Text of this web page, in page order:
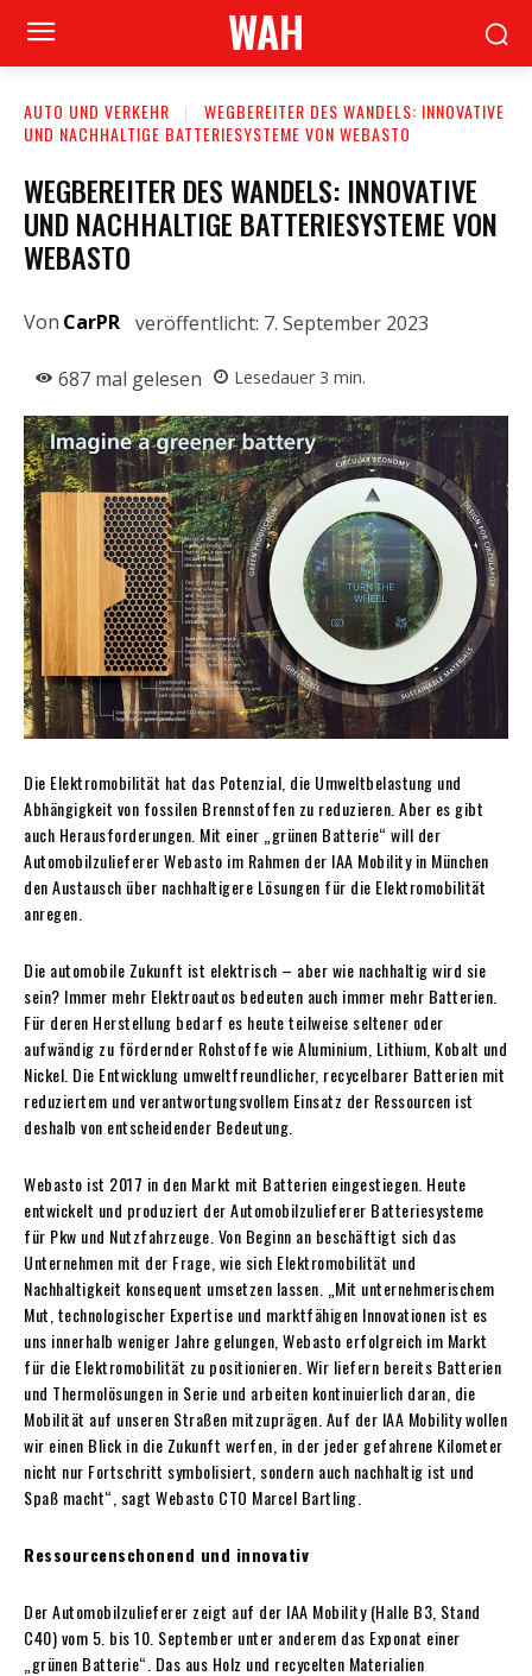
WAH
AUTO UND VERKEHR
WEGBEREITER DES WANDELS: INNOVATIVE
UND NACHHALTIGE BATTERIESYSTEME VON WEBASTO
WEGBEREITER DES WANDELS: INNOVATIVE
UND NACHHALTIGE BATTERIESYSTEME VON
WEBASTO
Von CarPR veröffentlicht: 7. September 2023
687 mal gelesen Lesedauer 3 min.
Die Elektromobilität hat das Potenzial, die Umweltbelastung und
Abhängigkeit von fossilen Brennstoffen zu reduzieren. Aber es gibt
auch Herausforderungen. Mit einer „grünen Batterie“ will der
Automobilzulieferer Webasto im Rahmen der IAA Mobility in München
den Austausch über nachhaltigere Lösungen für die Elektromobilität
anregen.
Die automobile Zukunft ist elektrisch – aber wie nachhaltig wird sie
sein? Immer mehr Elektroautos bedeuten auch immer mehr Batterien.
Für deren Herstellung bedarf es heute teilweise seltener oder
aufwändig zu fördernder Rohstoffe wie Aluminium, Lithium, Kobalt und
Nickel. Die Entwicklung umweltfreundlicher, recycelbarer Batterien mit
reduziertem und verantwortungsvollem Einsatz der Ressourcen ist
deshalb von entscheidender Bedeutung.
Webasto ist 2017 in den Markt mit Batterien eingestiegen. Heute
entwickelt und produziert der Automobilzulieferer Batteriesysteme
für Pkw und Nutzfahrzeuge. Von Beginn an beschäftigt sich das
Unternehmen mit der Frage, wie sich Elektromobilität und
Nachhaltigkeit konsequent umsetzen lassen. „Mit unternehmerischem
Mut, technologischer Expertise und marktfähigen Innovationen ist es
uns innerhalb weniger Jahre gelungen, Webasto erfolgreich im Markt
für die Elektromobilität zu positionieren. Wir liefern bereits Batterien
und Thermolösungen in Serie und arbeiten kontinuierlich daran, die
Mobilität auf unseren Straßen mitzuprägen. Auf der IAA Mobility wollen
wir einen Blick in die Zukunft werfen, in der jeder gefahrene Kilometer
nicht nur Fortschritt symbolisiert, sondern auch nachhaltig ist und
Spaß macht“, sagt Webasto CTO Marcel Bartling.
Ressourcenschonend und innovativ
Der Automobilzulieferer zeigt auf der IAA Mobility (Halle B3, Stand
C40) vom 5. bis 10. September unter anderem das Exponat einer
„grünen Batterie“. Das aus Holz und recycelten Materialien